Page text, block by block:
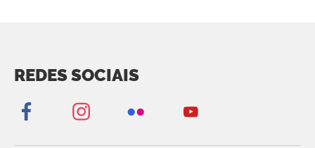
REDES SOCIAIS